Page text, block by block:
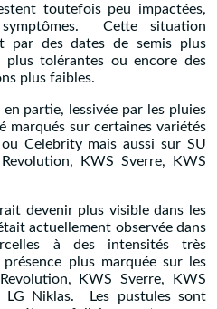
toutefois peu impactées,
Cette situation
par des dates de semis plus
plus tolérantes ou encore des
plus faibles.
en partie, lessivée par les pluies
marqués sur certaines variétés
Celebrity mais aussi sur SU
KWS Sverre, KWS
devenir plus visible dans les
actuellement observée dans
à des intensités très
plus marquée sur les
KWS Sverre, KWS
LG Niklas. Les pustules sont